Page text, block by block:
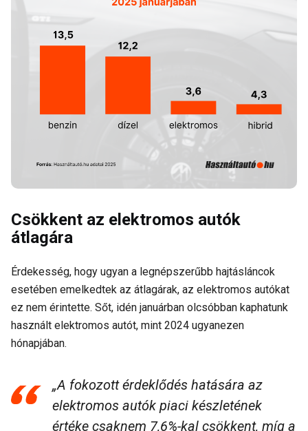
Csökkent az elektromos autók
átlagára
Érdekesség, hogy ugyan a legnépszerűbb hajtásláncok
esetében emelkedtek az átlagárak, az elektromos autókat
ez nem érintette. Sőt, idén januárban olcsóbban kaphatunk
használt elektromos autót, mint 2024 ugyanezen
hónapjában.
„A fokozott érdeklődés hatására az
elektromos autók piaci készletének
értéke csaknem 7,6%-kal csökkent, míg a